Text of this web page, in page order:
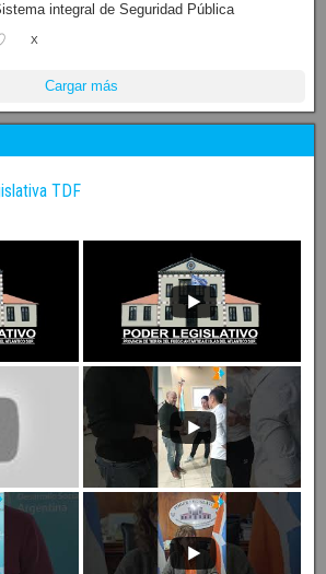
integral de Seguridad Pública
X
Cargar más
TDF